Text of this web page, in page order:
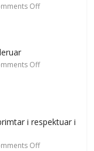
Off
Off
i respektuar i
Off